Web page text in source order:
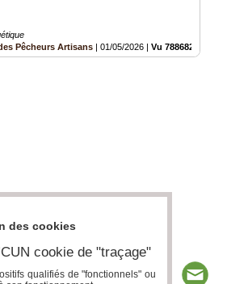
Pêcheurs Artisans
01/05/2026 Vu 788682 fois
des cookies
cookie de "traçage"
qualifiés de "fonctionnels" ou